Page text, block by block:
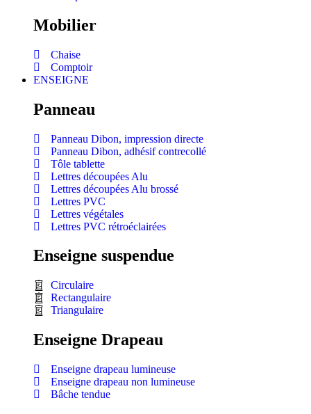
Mobilier
Chaise
Comptoir
ENSEIGNE
Panneau
Panneau Dibon, impression directe
Panneau Dibon, adhésif contrecollé
Tôle tablette
Lettres découpées Alu
Lettres découpées Alu brossé
Lettres PVC
Lettres végétales
Lettres PVC rétroéclairées
Enseigne suspendue
Circulaire
Rectangulaire
Triangulaire
Enseigne Drapeau
Enseigne drapeau lumineuse
Enseigne drapeau non lumineuse
Bâche tendue